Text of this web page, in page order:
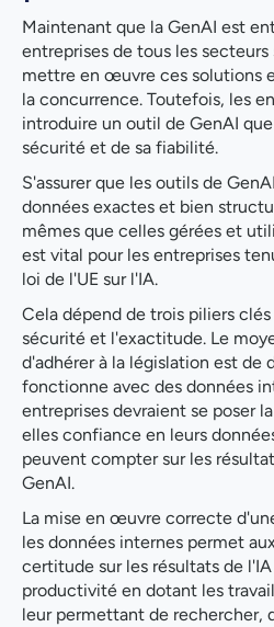
Maintenant que la GenAI est
entreprises de tous les
mettre en œuvre ces solutions
la concurrence. Toutefois, les
introduire un outil de GenAI
sécurité et de sa fiabilité.
S'assurer que les outils de
données exactes et bien
mêmes que celles gérées et
est vital pour les entreprises
loi de l'UE sur l'IA.
Cela dépend de trois piliers
sécurité et l'exactitude. Le
d'adhérer à la législation est de
fonctionne avec des données
entreprises devraient se poser
elles confiance en leurs
peuvent compter sur les
GenAI.
La mise en œuvre correcte
les données internes permet
certitude sur les résultats de
productivité en dotant les
leur permettant de rechercher,